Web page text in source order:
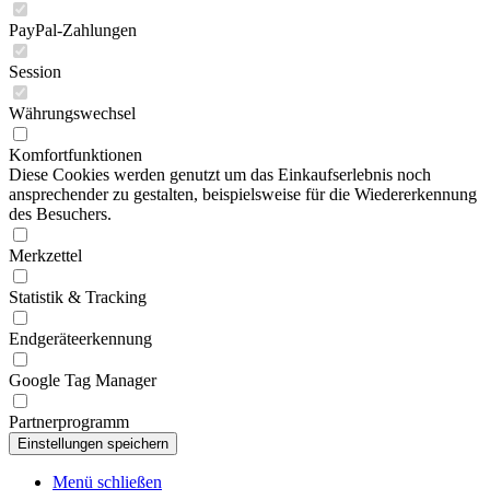
PayPal-Zahlungen
Session
Währungswechsel
Komfortfunktionen
Diese Cookies werden genutzt um das Einkaufserlebnis noch
ansprechender zu gestalten, beispielsweise für die Wiedererkennung
des Besuchers.
Merkzettel
Statistik & Tracking
Endgeräteerkennung
Google Tag Manager
Partnerprogramm
Menü schließen